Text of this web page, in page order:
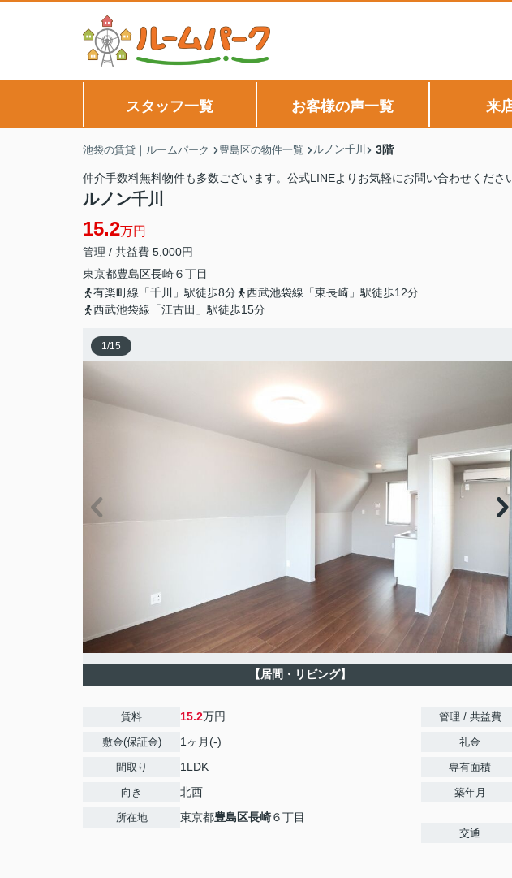
スタッフ一覧 お客様の声一覧 来
池袋の賃貸｜ルームパーク 豊島区の物件一覧 ルノン千川 3階
仲介手数料無料物件も多数ございます。公式LINEよりお気軽にお問い合わせくださ
ルノン千川
15.2万円
管理 / 共益費 5,000円
東京都豊島区長崎６丁目
有楽町線「千川」駅徒歩8分
西武池袋線「東長崎」駅徒歩12分
西武池袋線「江古田」駅徒歩15分
1/15
【居間・リビング】
賃料 15.2万円
敷金(保証金) 1ヶ月(-)
間取り 1LDK
向き 北西
所在地 東京都豊島区長崎６丁目
管理 / 共益費
礼金
専有面積
築年月
交通